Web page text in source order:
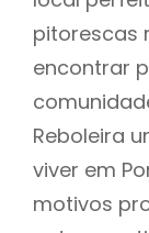
pitorescas
encontrar
Reboleira
viver em
motivos